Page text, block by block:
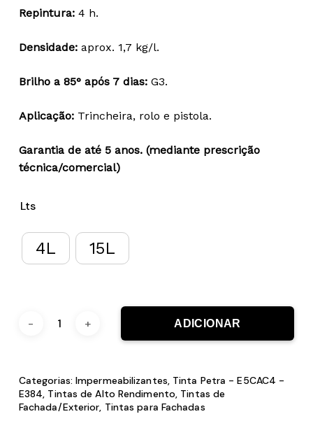
Repintura:4 h.
Densidade:aprox. 1,7 kg/l.
Brilho a 85° após 7 dias:G3.
Aplicação:Trincheira, rolo e pistola.
Garantia de até 5 anos. (mediante prescrição
técnica/comercial)
Lts
4L 15L
ADICIONAR
Categorias:Impermeabilizantes, Tinta Petra - E5CAC4 -
E384, Tintas de Alto Rendimento, Tintas de
Fachada/Exterior, Tintas para Fachadas